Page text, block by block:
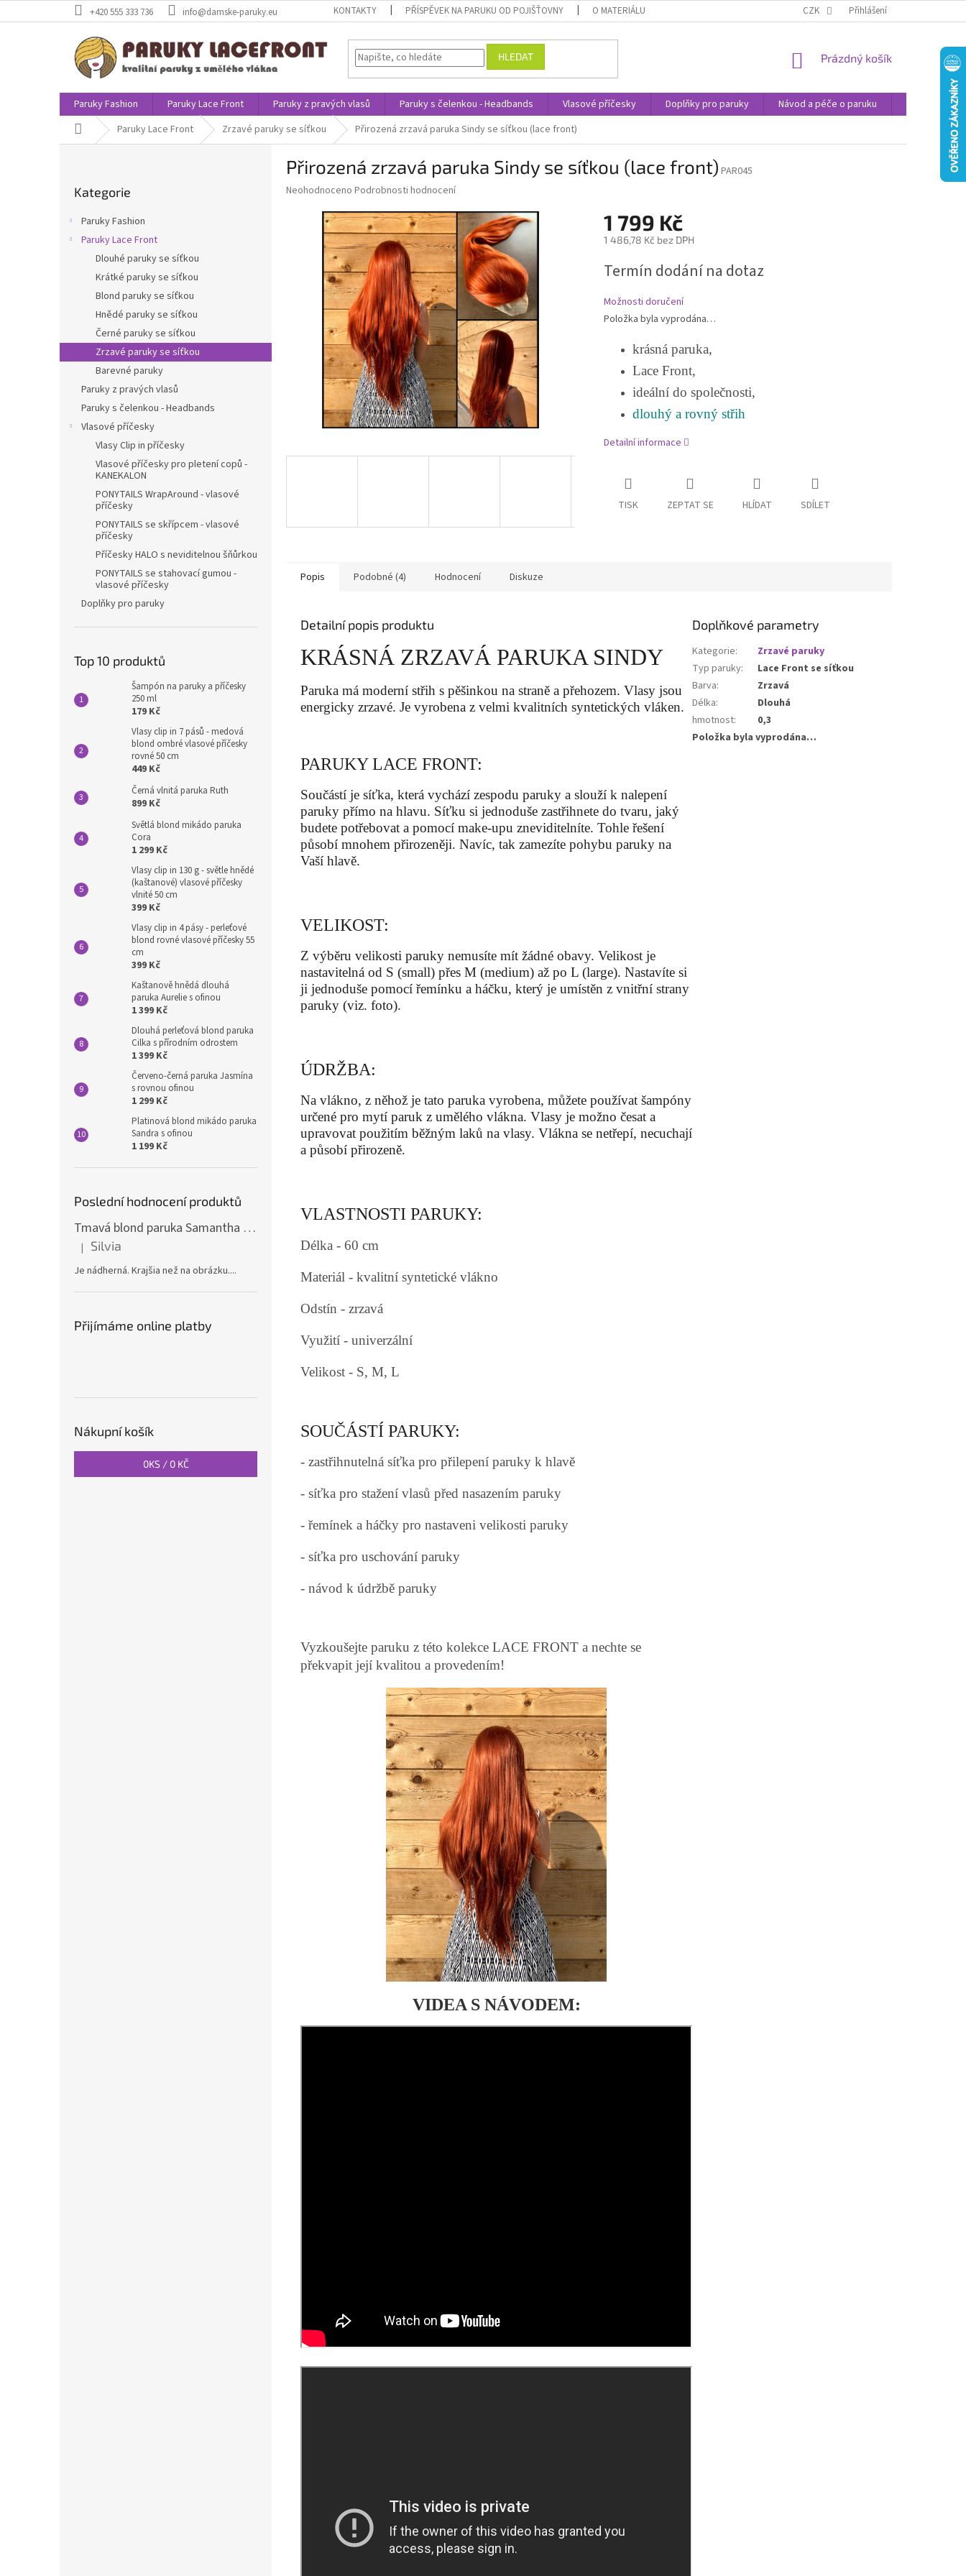
na
+420 555 333 736 info@damske-paruky.eu KONTAKTY PŘÍSPĚVEK NA PARUKU OD POJIŠŤOVNY O MATERIÁLU OBCHODNÍ PODMÍNKY PODMÍNKY
CZK Přihlášení
HLEDAT
NÁKUPNÍ
Prázdný košík
Paruky Fashion Paruky Lace Front Paruky z pravých vlasů Paruky s čelenkou - Headbands Vlasové příčesky Doplňky pro paruky Návod a péče o paruku
Příspěvek
Domů Paruky Lace Front Zrzavé paruky se síťkou Přirozená zrzavá paruka Sindy se síťkou (lace front)
e
l
kategorie
Kategorie
Paruky Fashion
Paruky Lace Front
Dlouhé paruky se síťkou
Krátké paruky se síťkou
Blond paruky se síťkou
Hnědé paruky se síťkou
Černé paruky se síťkou
Zrzavé paruky se síťkou
Barevné paruky
Paruky z pravých vlasů
Paruky s čelenkou - Headbands
Vlasové příčesky
Vlasy Clip in příčesky
Vlasové příčesky pro pletení copů -
KANEKALON
PONYTAILS WrapAround - vlasové
příčesky
PONYTAILS se skřípcem - vlasové
příčesky
Příčesky HALO s neviditelnou šňůrkou
PONYTAILS se stahovací gumou -
vlasové příčesky
Doplňky pro paruky
Top 10 produktů
Šampón na paruky a příčesky
250 ml
179 Kč
Vlasy clip in 7 pásů - medová
blond ombré vlasové příčesky
rovné 50 cm
449 Kč
Černá vlnitá paruka Ruth
899 Kč
Světlá blond mikádo paruka
Cora
1 299 Kč
Vlasy clip in 130 g - světle hnědé
(kaštanové) vlasové příčesky
vlnité 50 cm
399 Kč
Vlasy clip in 4 pásy - perleťové
blond rovné vlasové příčesky 55
cm
399 Kč
Kaštanově hnědá dlouhá
paruka Aurelie s ofinou
1 399 Kč
Dlouhá perleťová blond paruka
Cilka s přírodním odrostem
1 399 Kč
Červeno-černá paruka Jasmína
s rovnou ofinou
1 299 Kč
Platinová blond mikádo paruka
Sandra s ofinou
1 199 Kč
Poslední hodnocení produktů
Tmavá blond paruka Samantha s melíry
Hodnocení produktu je 5 z 5 hvězdiček.
| Silvia
Je nádherná. Krajšia než na obrázku....
Přijímáme online platby
Nákupní košík
0KS / 0 KČ
Přirozená zrzavá paruka Sindy se síťkou (lace front) PAR045
Průměrné
produktu
hvězdiček.
Neohodnoceno Podrobnosti hodnocení
1 799 Kč
1 486,78 Kč bez DPH
cena:
Termín dodání na dotaz
Možnosti doručení
Položka byla vyprodána…
krásná paruka,
Lace Front,
ideální do společnosti,
dlouhý a rovný střih
Detailní informace
TISK ZEPTAT SE HLÍDAT SDÍLET
Popis Podobné (4) Hodnocení Diskuze
Detailní popis produktu
KRÁSNÁ ZRZAVÁ PARUKA SINDY
Paruka má moderní střih s pěšinkou na straně a přehozem. Vlasy jsou
energicky zrzavé. Je vyrobena z velmi kvalitních syntetických vláken.
PARUKY LACE FRONT:
Součástí je síťka, která vychází zespodu paruky a slouží k nalepení
paruky přímo na hlavu. Síťku si jednoduše zastřihnete do tvaru, jaký
budete potřebovat a pomocí make-upu zneviditelníte. Tohle řešení
působí mnohem přirozeněji. Navíc, tak zamezíte pohybu paruky na
Vaší hlavě.
VELIKOST:
Z výběru velikosti paruky nemusíte mít žádné obavy. Velikost je
nastavitelná od S (small) přes M (medium) až po L (large). Nastavíte si
ji jednoduše pomocí řemínku a háčku, který je umístěn z vnitřní strany
paruky (viz. foto).
ÚDRŽBA:
Na vlákno, z něhož je tato paruka vyrobena, můžete používat šampóny
určené pro mytí paruk z umělého vlákna. Vlasy je možno česat a
upravovat použitím běžným laků na vlasy. Vlákna se netřepí, necuchají
a působí přirozeně.
VLASTNOSTI PARUKY:
Délka - 60 cm
Materiál - kvalitní syntetické vlákno
Odstín - zrzavá
Využití - univerzální
Velikost - S, M, L
SOUČÁSTÍ PARUKY:
- zastřihnutelná síťka pro přilepení paruky k hlavě
- síťka pro stažení vlasů před nasazením paruky
- řemínek a háčky pro nastaveni velikosti paruky
- síťka pro uschování paruky
- návod k údržbě paruky
Vyzkoušejte paruku z této kolekce LACE FRONT a nechte se
překvapit její kvalitou a provedením!
VIDEA S NÁVODEM:
Doplňkové parametry
Kategorie:
Zrzavé paruky
Typ paruky:
Lace Front se síťkou
Barva:
Zrzavá
Délka:
Dlouhá
hmotnost:
0,3
Položka byla vyprodána…